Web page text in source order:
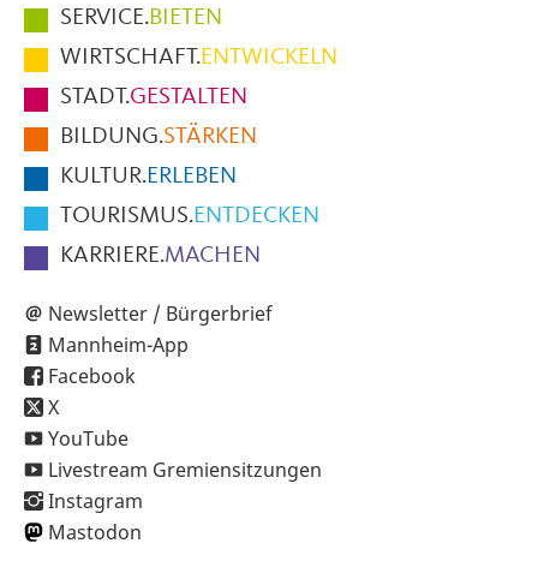
Hauptmenüpunkte
im
Fußbereich
der
Seite
SERVICE.BIETEN
WIRTSCHAFT.ENTWICKELN
STADT.GESTALTEN
BILDUNG.STÄRKEN
KULTUR.ERLEBEN
TOURISMUS.ENTDECKEN
KARRIERE.MACHEN
Newsletter / Bürgerbrief
Mannheim-App
Facebook
X
YouTube
Livestream Gremiensitzungen
Instagram
Mastodon